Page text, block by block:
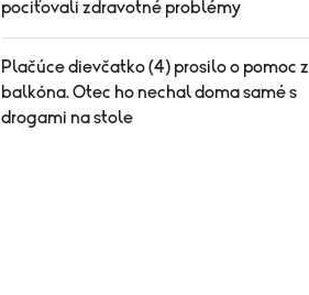
pociťovali zdravotné problémy
Plačúce dievčatko (4) prosilo o pomoc z
balkóna. Otec ho nechal doma samé s
drogami na stole